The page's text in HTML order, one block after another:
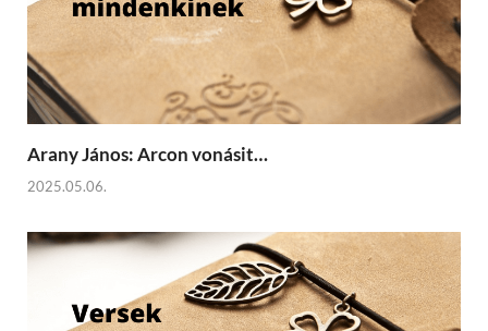
Arany János: Arcon vonásit…
2025.05.06.